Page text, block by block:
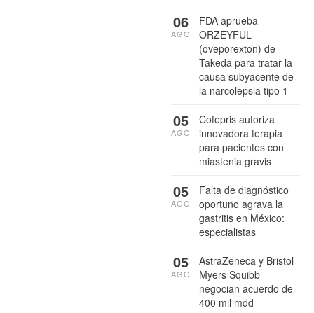
FDA aprueba
ORZEYFUL
(oveporexton) de
Takeda para tratar la
causa subyacente de
la narcolepsia tipo 1
06
AGO
Cofepris autoriza
innovadora terapia
para pacientes con
miastenia gravis
05
AGO
Falta de diagnóstico
oportuno agrava la
gastritis en México:
especialistas
05
AGO
AstraZeneca y Bristol
Myers Squibb
negocian acuerdo de
400 mil mdd
05
AGO